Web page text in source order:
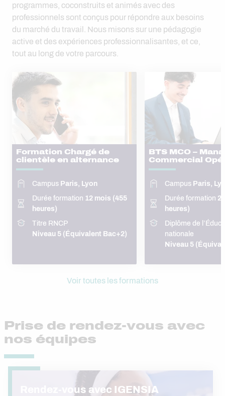
programmes, coconstruits et animés avec des
professionnels sont conçus pour répondre aux besoins
du marché du travail. Nous misons sur une pédagogie
active et des expériences professionnalisantes, et ce,
tout au long de votre parcours.
Formation Chargé de
clientèle en alternance
Campus Paris, Lyon
Durée formation 12 mois (455
heures)
Titre RNCP
Niveau 5 (Équivalent Bac+2)
BTS MCO –
Commercial
Campus Paris,
Durée formation
heures)
Diplôme de
nationale
Niveau 5
Voir toutes les formations
Prise de rendez-vous avec
nos équipes
Rendez-vous avec IGENSIA